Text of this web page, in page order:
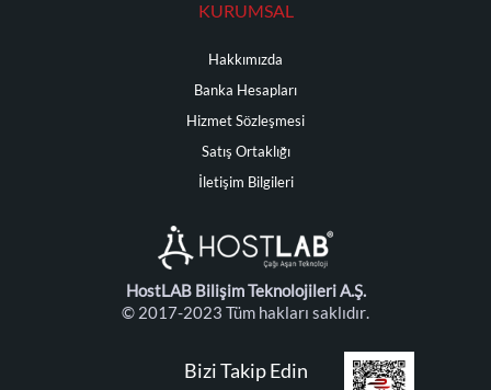
KURUMSAL
Hakkımızda
Banka Hesapları
Hizmet Sözleşmesi
Satış Ortaklığı
İletişim Bilgileri
HostLAB Bilişim Teknolojileri A.Ş.
© 2017-2023 Tüm hakları saklıdır.
Bizi Takip Edin